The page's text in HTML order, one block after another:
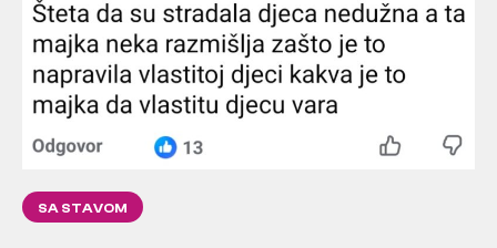
SA STAVOM